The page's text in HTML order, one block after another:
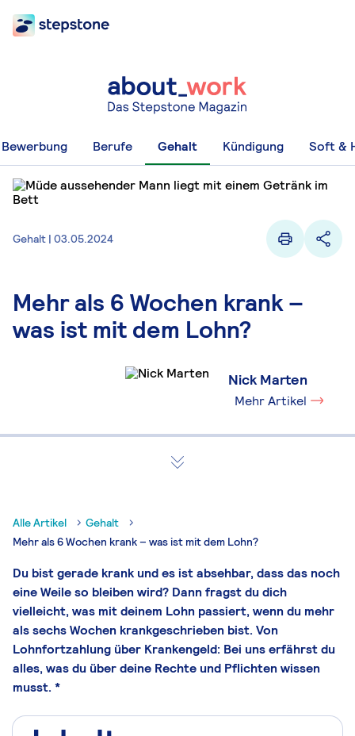
Bewerbung Berufe Gehalt Kündigung Soft &
Gehalt | 03.05.2024
Mehr als 6 Wochen krank –
was ist mit dem Lohn?
Nick Marten
Mehr Artikel
Alle Artikel
Gehalt
Mehr als 6 Wochen krank – was ist mit dem Lohn?
Du bist gerade krank und es ist absehbar, dass das noch
eine Weile so bleiben wird? Dann fragst du dich
vielleicht, was mit deinem Lohn passiert, wenn du mehr
als sechs Wochen krankgeschrieben bist. Von
Lohnfortzahlung über Krankengeld: Bei uns erfährst du
alles, was du über deine Rechte und Pflichten wissen
musst. *